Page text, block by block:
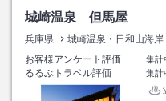
城崎温泉 但馬屋
兵庫県 城崎温泉・日和山海岸
お客様アンケート評価
集計
るるぶトラベル評価
集計